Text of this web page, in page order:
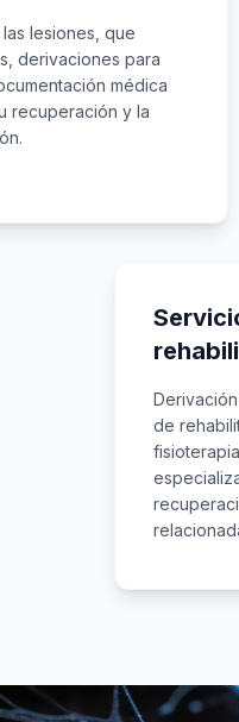
lesiones, que
derivaciones para
médica
recuperación y la
de